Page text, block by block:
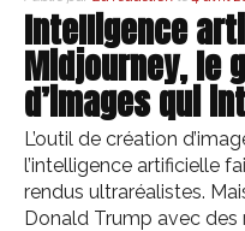
Intelligence
Midjourney, le
d’images qui
L’outil de création
l’intelligence artificielle
rendus ultraréalistes.
Donald Trump avec